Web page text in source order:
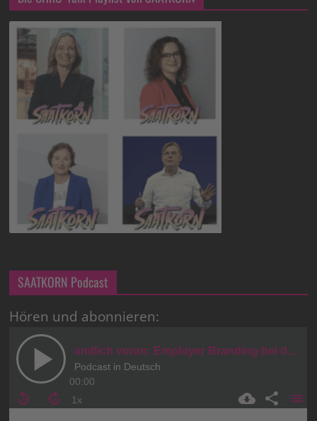
SAATKORN Podcast
Hören und abonnieren: